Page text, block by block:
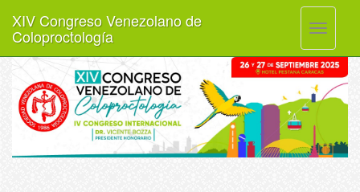
Toggle
XIV Congreso Venezolano de
Coloproctología